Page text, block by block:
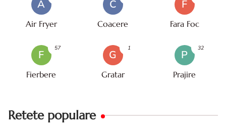
A
Air Fryer
C
Coacere
F
Fara Foc
F
Fierbere
57
G
Gratar
1
P
Prajire
32
Retete populare